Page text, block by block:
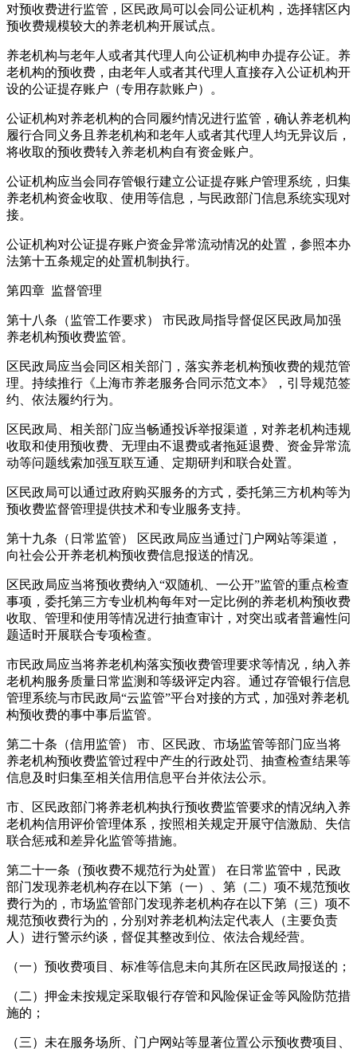
对预收费进行监管，区民政局可以会同公证机构，选择辖区内
预收费规模较大的养老机构开展试点。
养老机构与老年人或者其代理人向公证机构申办提存公证。养
老机构的预收费，由老年人或者其代理人直接存入公证机构开
设的公证提存账户（专用存款账户）。
公证机构对养老机构的合同履约情况进行监管，确认养老机构
履行合同义务且养老机构和老年人或者其代理人均无异议后，
将收取的预收费转入养老机构自有资金账户。
公证机构应当会同存管银行建立公证提存账户管理系统，归集
养老机构资金收取、使用等信息，与民政部门信息系统实现对
接。
公证机构对公证提存账户资金异常流动情况的处置，参照本办
法第十五条规定的处置机制执行。
第四章 监督管理
第十八条（监管工作要求） 市民政局指导督促区民政局加强
养老机构预收费监管。
区民政局应当会同区相关部门，落实养老机构预收费的规范管
理。持续推行《上海市养老服务合同示范文本》，引导规范签
约、依法履约行为。
区民政局、相关部门应当畅通投诉举报渠道，对养老机构违规
收取和使用预收费、无理由不退费或者拖延退费、资金异常流
动等问题线索加强互联互通、定期研判和联合处置。
区民政局可以通过政府购买服务的方式，委托第三方机构等为
预收费监督管理提供技术和专业服务支持。
第十九条（日常监管） 区民政局应当通过门户网站等渠道，
向社会公开养老机构预收费信息报送的情况。
区民政局应当将预收费纳入“双随机、一公开”监管的重点检查
事项，委托第三方专业机构每年对一定比例的养老机构预收费
收取、管理和使用等情况进行抽查审计，对突出或者普遍性问
题适时开展联合专项检查。
市民政局应当将养老机构落实预收费管理要求等情况，纳入养
老机构服务质量日常监测和等级评定内容。通过存管银行信息
管理系统与市民政局“云监管”平台对接的方式，加强对养老机
构预收费的事中事后监管。
第二十条（信用监管） 市、区民政、市场监管等部门应当将
养老机构预收费监管过程中产生的行政处罚、抽查检查结果等
信息及时归集至相关信用信息平台并依法公示。
市、区民政部门将养老机构执行预收费监管要求的情况纳入养
老机构信用评价管理体系，按照相关规定开展守信激励、失信
联合惩戒和差异化监管等措施。
第二十一条（预收费不规范行为处置） 在日常监管中，民政
部门发现养老机构存在以下第（一）、第（二）项不规范预收
费行为的，市场监管部门发现养老机构存在以下第（三）项不
规范预收费行为的，分别对养老机构法定代表人（主要负责
人）进行警示约谈，督促其整改到位、依法合规经营。
（一）预收费项目、标准等信息未向其所在区民政局报送的；
（二）押金未按规定采取银行存管和风险保证金等风险防范措
施的；
（三）未在服务场所、门户网站等显著位置公示预收费项目、